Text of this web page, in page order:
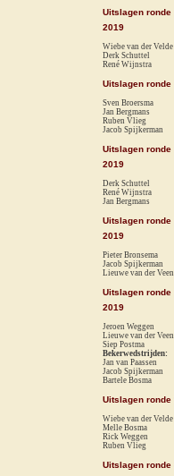
Uitslagen ronde
2019
Wiebe van der Velde
Derk Schuttel
René Wijnstra
Uitslagen ronde
Sven Broersma
Jan Bergmans
Ruben Vlieg
Jacob Spijkerman
Uitslagen ronde
2019
Derk Schuttel
René Wijnstra
Jan Bergmans
Uitslagen ronde
2019
Pieter Bronsema
Jacob Spijkerman
Lieuwe van der Veen
Uitslagen ronde
2019
Jeroen Weggen
Lieuwe van der Veen
Siep Postma
Bekerwedstrijden:
Jan van Paassen
Jacob Spijkerman
Bartele Bosma
Uitslagen ronde
Wiebe van der Velde
Melle Bosma
Rick Weggen
Ruben Vlieg
Uitslagen ronde